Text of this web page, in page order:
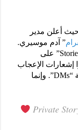
حيث أعلن مدير
” آدم موسيري.
تغيير طريقة الإعجاب بالقصص القصيرة “Stories” على
إشعارات الإعجاب
بـ”ستوريز” على صندوق رسائلهم الشخصية “DMs”. وإنما
Private